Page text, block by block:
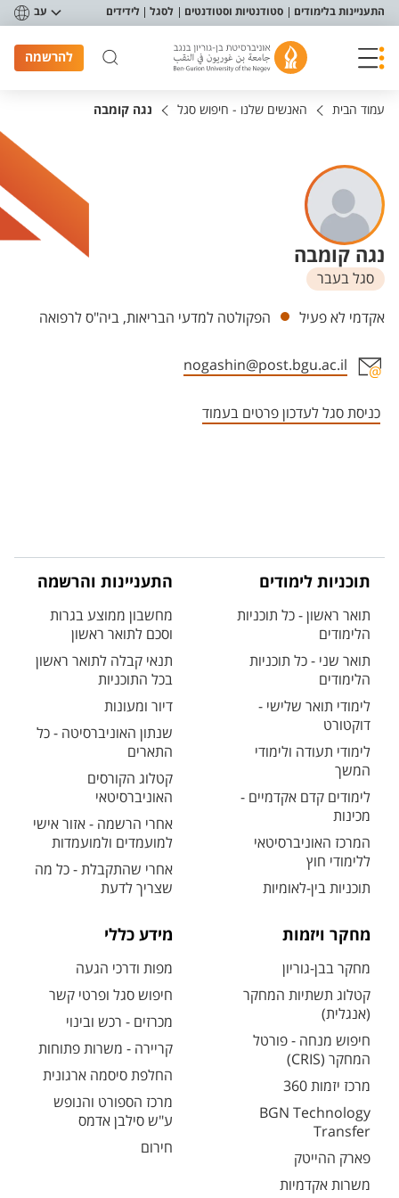
תפריט נגישות
התעניינות בלימודים סטודנטיות וסטודנטים לסגל לידידים עב
להרשמה
עמוד הבית האנשים שלנו - חיפוש סגל נגה קומבה
נגה קומבה
סגל בעבר
יחידות
אקדמי לא פעיל הפקולטה למדעי הבריאות, ביה"ס לרפואה
nogashin@post.bgu.ac.il
כניסת סגל לעדכון פרטים בעמוד
תוכניות לימודים
תואר ראשון - כל תוכניות
הלימודים
תואר שני - כל תוכניות
הלימודים
לימודי תואר שלישי -
דוקטורט
לימודי תעודה ולימודי
המשך
לימודים קדם אקדמיים -
מכינות
המרכז האוניברסיטאי
ללימודי חוץ
תוכניות בין-לאומיות
התעניינות והרשמה
מחשבון ממוצע בגרות
וסכם לתואר ראשון
תנאי קבלה לתואר ראשון
בכל התוכניות
דיור ומעונות
שנתון האוניברסיטה - כל
התארים
קטלוג הקורסים
האוניברסיטאי
אחרי הרשמה - אזור אישי
למועמדים ולמועמדות
אחרי שהתקבלת - כל מה
שצריך לדעת
מחקר ויזמות
מחקר בבן-גוריון
קטלוג תשתיות המחקר
(אנגלית)
חיפוש מנחה - פורטל
המחקר (CRIS)
מרכז יזמות 360
BGN Technology
Transfer
פארק ההייטק
משרות אקדמיות
מידע כללי
מפות ודרכי הגעה
חיפוש סגל ופרטי קשר
מכרזים - רכש ובינוי
קריירה - משרות פתוחות
החלפת סיסמה ארגונית
מרכז הספורט והנופש
ע"ש סילבן אדמס
חירום